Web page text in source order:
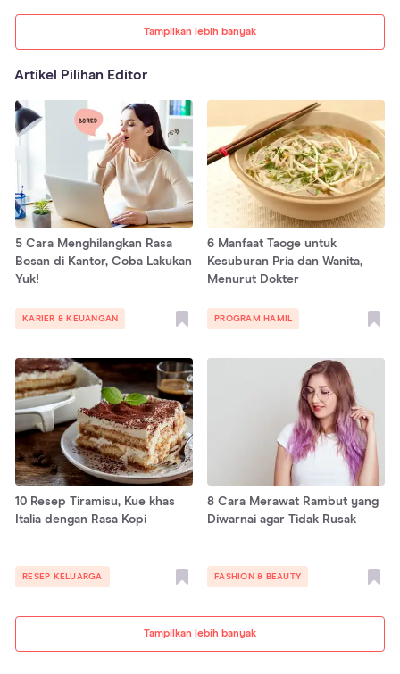
Tampilkan lebih banyak
Artikel Pilihan Editor
Tampilkan lebih banyak
5 Cara Menghilangkan Rasa
Bosan di Kantor, Coba Lakukan
Yuk!
KARIER & KEUANGAN
6 Manfaat Taoge untuk
Kesuburan Pria dan Wanita,
Menurut Dokter
PROGRAM HAMIL
10 Resep Tiramisu, Kue khas
Italia dengan Rasa Kopi
RESEP KELUARGA
8 Cara Merawat Rambut yang
Diwarnai agar Tidak Rusak
FASHION & BEAUTY